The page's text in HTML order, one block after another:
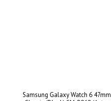
Samsung Galaxy Watch 6 47mm